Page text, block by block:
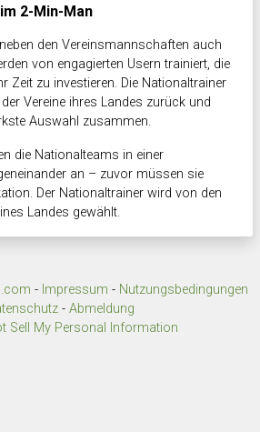
2-Min-Man
den Vereinsmannschaften auch
von engagierten Usern trainiert, die
Zeit zu investieren. Die Nationaltrainer
Vereine ihres Landes zurück und
Auswahl zusammen.
die Nationalteams in einer
an – zuvor müssen sie
Der Nationaltrainer wird von den
Landes gewählt.
- Impressum - Nutzungsbedingungen
- Abmeldung
Sell My Personal Information